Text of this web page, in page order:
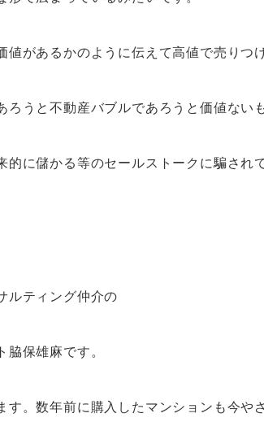
があるかのように伝えて高値で売りつ
うと不動産バブルであろうと価値ない
的に儲かる等のセールストークに騙され
ルティング仲介の
保雄麻です。
。数年前に購入したマンションも今や